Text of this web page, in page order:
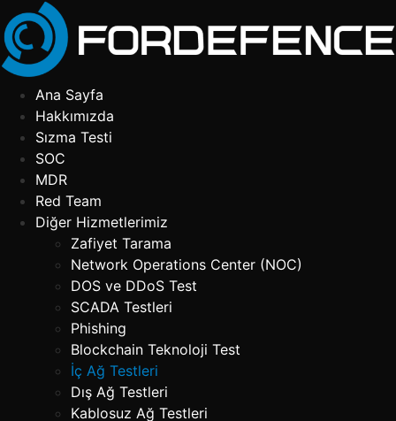
İçeriğe
atla
Ana Sayfa
Hakkımızda
Sızma Testi
SOC
MDR
Red Team
Diğer Hizmetlerimiz
Zafiyet Tarama
Network Operations Center (NOC)
DOS ve DDoS Test
SCADA Testleri
Phishing
Blockchain Teknoloji Test
İç Ağ Testleri
Dış Ağ Testleri
Kablosuz Ağ Testleri